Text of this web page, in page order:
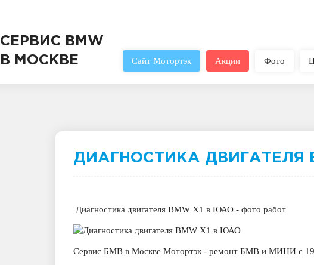
СЕРВИС BMW
В МОСКВЕ
Сайт Мотортэк Акции Фото
ДИАГНОСТИКА ДВИГАТЕЛЯ
Диагностика двигателя BMW X1 в ЮАО - фото работ
Сервис БМВ в Москве Мотортэк - ремонт БМВ и МИНИ с